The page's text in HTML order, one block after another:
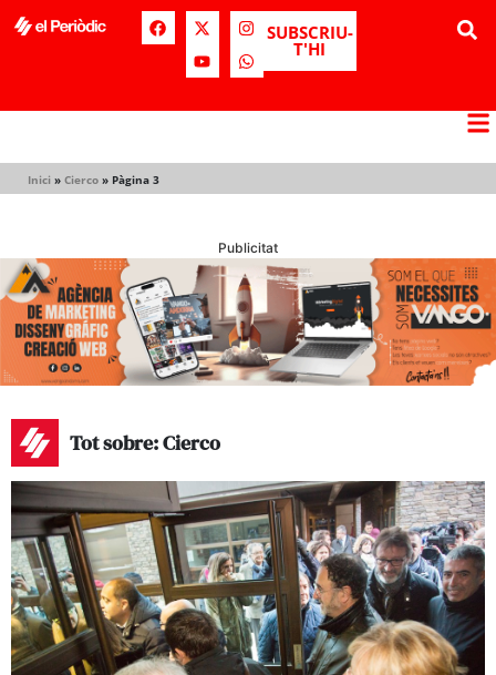
SUBSCRIU-
T'HI
Inici » Cierco » Pàgina 3
Publicitat
Tot sobre: Cierco